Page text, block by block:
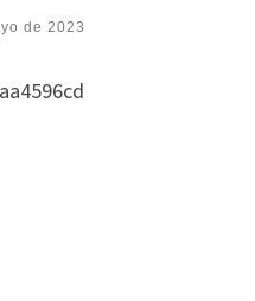
de 2023